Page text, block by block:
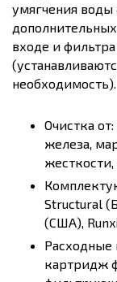
умягчения
входе и
необходимость).
Очистка
железа,
Structural
(США),
Расходные
картридж